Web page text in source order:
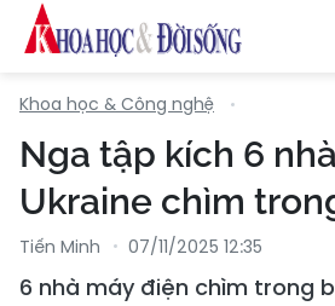
Khoa học & Công nghệ
Nga tập kích 6
Ukraine chìm
Tiến Minh 07/11/2025 12:35
6 nhà máy điện chìm trong